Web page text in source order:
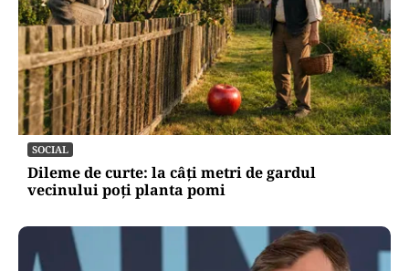
SOCIAL
Dileme de curte: la câți metri de gardul
vecinului poți planta pomi